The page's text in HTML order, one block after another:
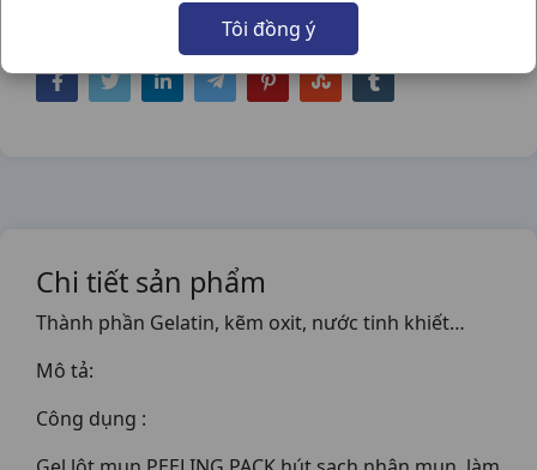
Tôi đồng ý
Chia sẻ qua mạng xã hội:
Chi tiết sản phẩm
Thành phần Gelatin, kẽm oxit, nước tinh khiết…
Mô tả:
Công dụng :